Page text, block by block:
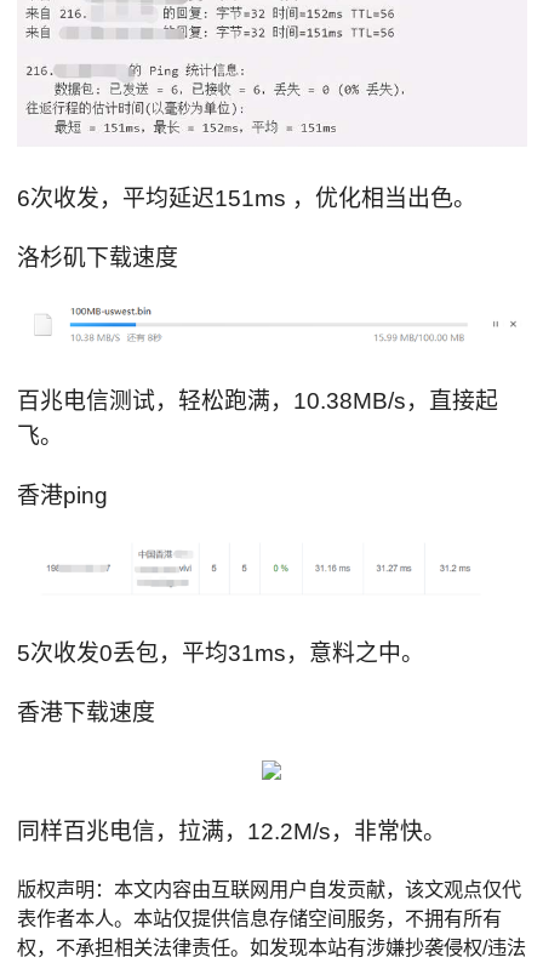
6次收发，平均延迟151ms ，优化相当出色。
洛杉矶下载速度
百兆电信测试，轻松跑满，10.38MB/s，直接起
飞。
香港ping
5次收发0丢包，平均31ms，意料之中。
香港下载速度
同样百兆电信，拉满，12.2M/s，非常快。
版权声明：本文内容由互联网用户自发贡献，该文观点仅代
表作者本人。本站仅提供信息存储空间服务，不拥有所有
权，不承担相关法律责任。如发现本站有涉嫌抄袭侵权/违法